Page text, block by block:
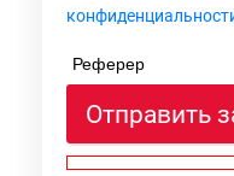
Реферер
Отправить